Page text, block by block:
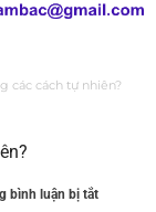
các cách tự nhiên?
bình luận bị tắtở